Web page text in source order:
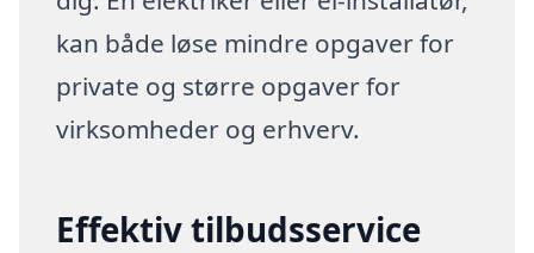
kan både løse mindre opgaver for
private og større opgaver for
virksomheder og erhverv.
Effektiv tilbudsservice